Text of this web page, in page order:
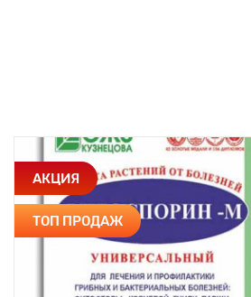
АКЦИЯ
ТОП ПРОДАЖ